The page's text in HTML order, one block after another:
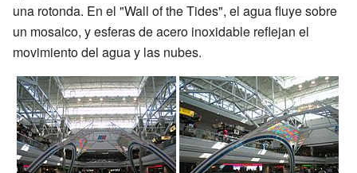
una rotonda. En el "Wall of the Tides", el agua fluye sobre
un mosaico, y esferas de acero inoxidable reflejan el
movimiento del agua y las nubes.